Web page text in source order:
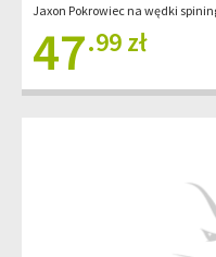
Jaxon Pokrowiec na wędki
47.99 zł